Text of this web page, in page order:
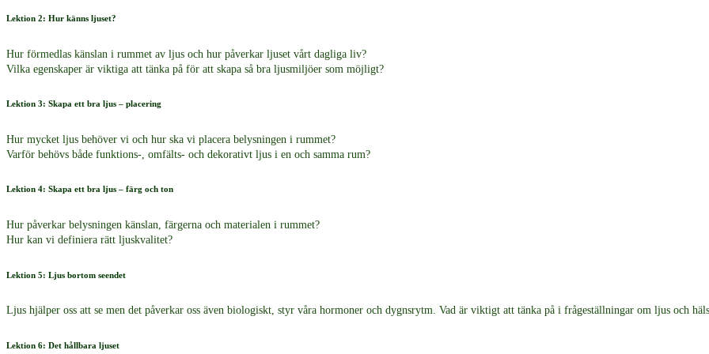
Lektion 2: Hur känns ljuset?
Hur förmedlas känslan i rummet av ljus och hur påverkar ljuset vårt dagliga liv?
Vilka egenskaper är viktiga att tänka på för att skapa så bra ljusmiljöer som möjligt?
Lektion 3: Skapa ett bra ljus – placering
Hur mycket ljus behöver vi och hur ska vi placera belysningen i rummet?
Varför behövs både funktions-, omfälts- och dekorativt ljus i en och samma rum?
Lektion 4: Skapa ett bra ljus – färg och ton
Hur påverkar belysningen känslan, färgerna och materialen i rummet?
Hur kan vi definiera rätt ljuskvalitet?
Lektion 5: Ljus bortom seendet
Ljus hjälper oss att se men det påverkar oss även biologiskt, styr våra hormoner och dygnsrytm. Vad är viktigt att tänka på i frågeställningar om ljus och
Lektion 6: Det hållbara ljuset